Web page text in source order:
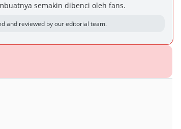
semakin dibenci oleh fans.
and reviewed by our editorial team.